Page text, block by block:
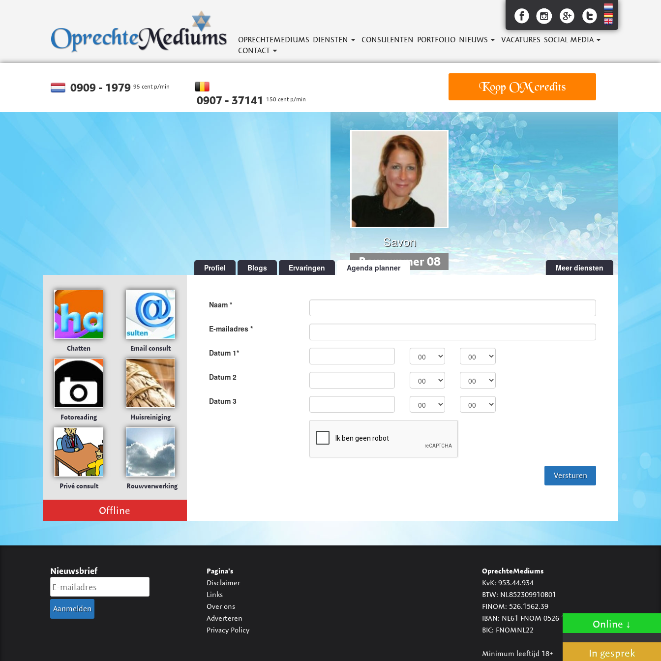
Online
In gesprek
OPRECHTEMEDIUMS DIENSTEN CONSULENTEN PORTFOLIO NIEUWS VACATURES SOCIAL MEDIA
CONTACT
0909 - 1979 95 cent p/min
0907 - 37141 150 cent p/min
Koop OM credits
Savon
Boxnummer 08
Chatten Email consult
Fotoreading Huisreiniging
Privé consult Rouwverwerking
Offline
Profiel Blogs Ervaringen Agenda planner Meer diensten
Naam *
E-mailadres *
Datum 1*
Datum 2
Datum 3
Nieuwsbrief
Pagina's
Disclaimer
Links
Over ons
Adverteren
Privacy Policy
OprechteMediums
KvK: 953.44.934
BTW: NL852309910B01
FINOM: 526.1562.39
IBAN: NL61 FNOM 0526 1562 39
BIC: FNOMNL22
Minimum leeftijd 18+